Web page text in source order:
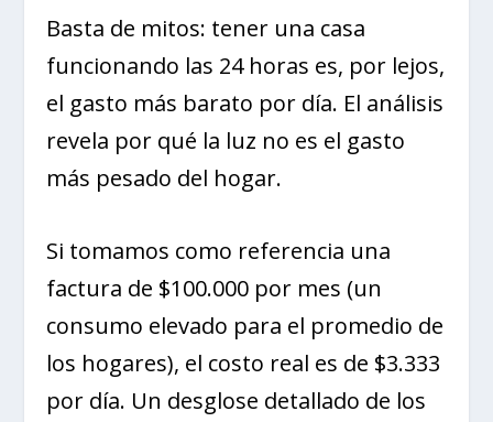
Basta de mitos: tener una casa
funcionando las 24 horas es, por lejos,
el gasto más barato por día. El análisis
revela por qué la luz no es el gasto
más pesado del hogar.
Si tomamos como referencia una
factura de $100.000 por mes (un
consumo elevado para el promedio de
los hogares), el costo real es de $3.333
por día. Un desglose detallado de los